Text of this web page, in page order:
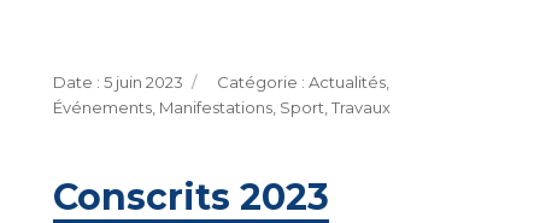
Publié
le
5 juin 2023 Catégories
Actualités,
Événements, Manifestations, Sport,Travaux
Conscrits 2023